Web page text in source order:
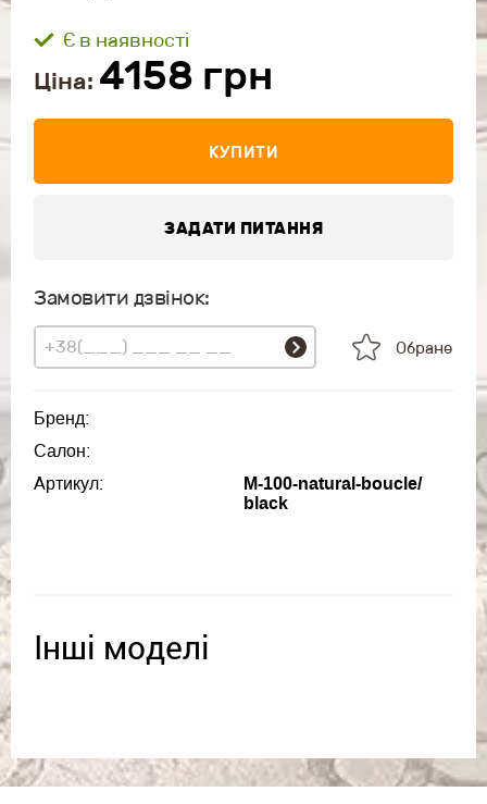
Є в наявності
Ціна: 4158 грн
КУПИТИ
ЗАДАТИ ПИТАННЯ
Замовити дзвінок:
Обране
Бренд:
Салон:
Артикул:
M-100-natural-boucle/
black
Інші моделі